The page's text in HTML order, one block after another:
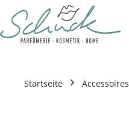
Zum Hauptinhalt springen
Startseite Accessoires